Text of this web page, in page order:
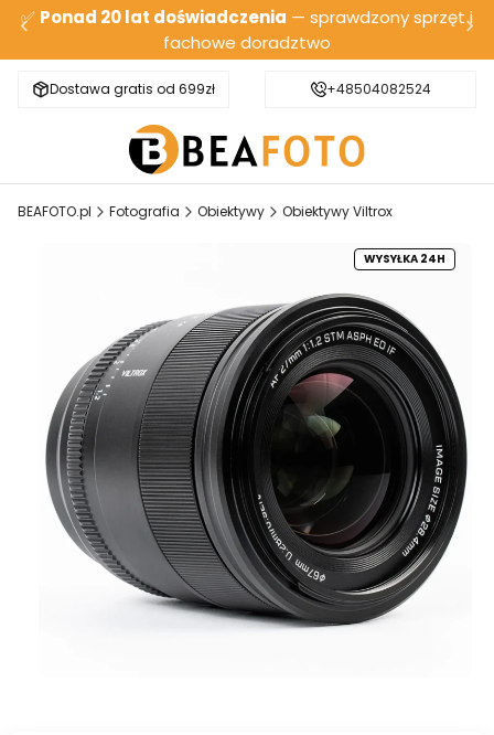
✅ Ponad 20 lat doświadczenia — sprawdzony sprzęt i
fachowe doradztwo
Dostawa gratis od 699zł Bezpieczna wysyłka
+48504082524
BEAFOTO.pl Fotografia Obiektywy Obiektywy Viltrox
WYSYŁKA 24H